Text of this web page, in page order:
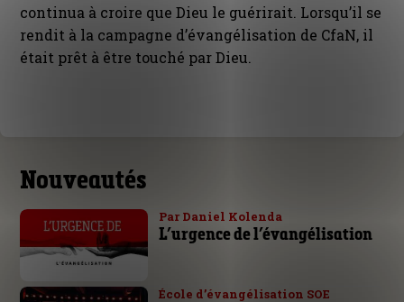
continua à croire que Dieu le guérirait. Lorsqu’il se
rendit à la campagne d’évangélisation de CfaN, il
était prêt à être touché par Dieu.
Nouveautés
Par Daniel Kolenda
L’urgence de l’évangélisation
École d’évangélisation SOE